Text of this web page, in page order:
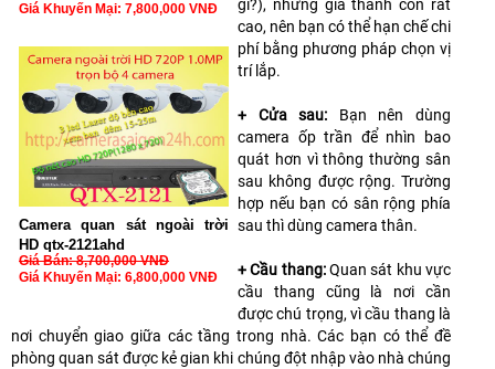
Giá Khuyến Mại: 7,800,000 VNĐ
Camera quan sát ngoài trời
HD qtx-2121ahd
Giá Bán: 8,700,000 VNĐ
Giá Khuyến Mại: 6,800,000 VNĐ
gì?), nhưng giá thành còn rất
cao, nên bạn có thể hạn chế chi
phí bằng phương pháp chọn vị
trí lắp.
+ Cửa sau: Bạn nên dùng
camera ốp trần để nhìn bao
quát hơn vì thông thường sân
sau không được rộng. Trường
hợp nếu bạn có sân rộng phía
sau thì dùng camera thân.
+ Cầu thang:Quan sát khu vực
cầu thang cũng là nơi cần
được chú trọng, vì cầu thang là
nơi chuyển giao giữa các tầng trong nhà. Các bạn có thể đề
phòng quan sát được kẻ gian khi chúng đột nhập vào nhà chúng